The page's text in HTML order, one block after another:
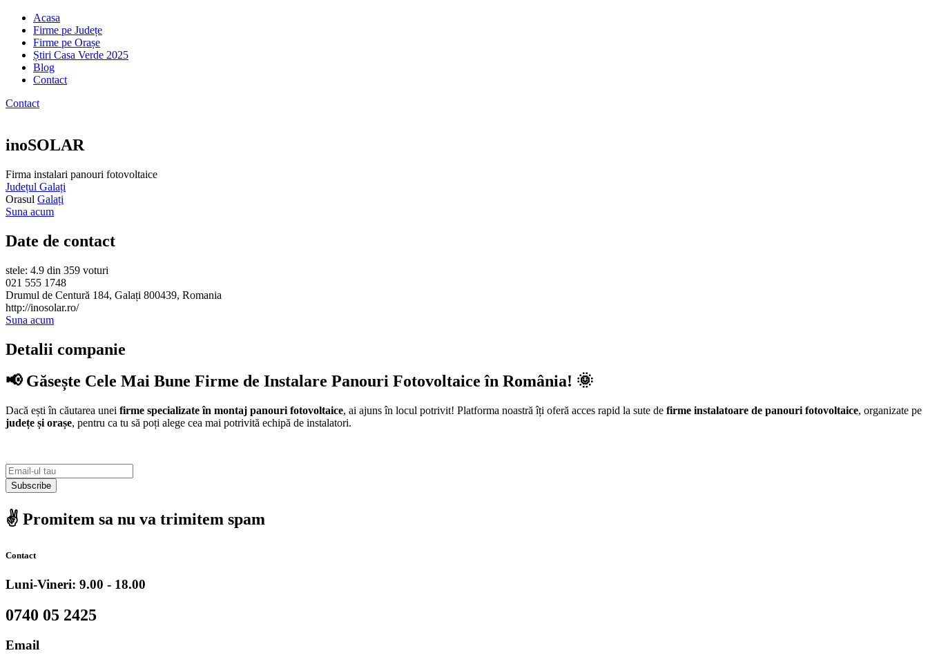
Acasa
Firme pe Județe
Firme pe Orașe
Știri Casa Verde 2025
Blog
Contact
Contact
inoSOLAR
Firma instalari panouri fotovoltaice
Județul Galați
Orasul Galați
Suna acum
Date de contact
stele: 4.9 din 359 voturi
021 555 1748
Drumul de Centură 184, Galați 800439, Romania
http://inosolar.ro/
Suna acum
Detalii companie
📢 Găsește Cele Mai Bune Firme de Instalare Panouri Fotovoltaice în România! 🌞
Dacă ești în căutarea unei firme specializate în montaj panouri fotovoltaice, ai ajuns în locul potrivit! Platforma noastră îți oferă acces rapid la sute de firme instalatoare de panouri fotovoltaice, organizate pe
județe și orașe, pentru ca tu să poți alege cea mai potrivită echipă de instalatori.
Subscribe
✌️ Promitem sa nu va trimitem spam
Contact
Luni-Vineri: 9.00 - 18.00
0740 05 2425
Email